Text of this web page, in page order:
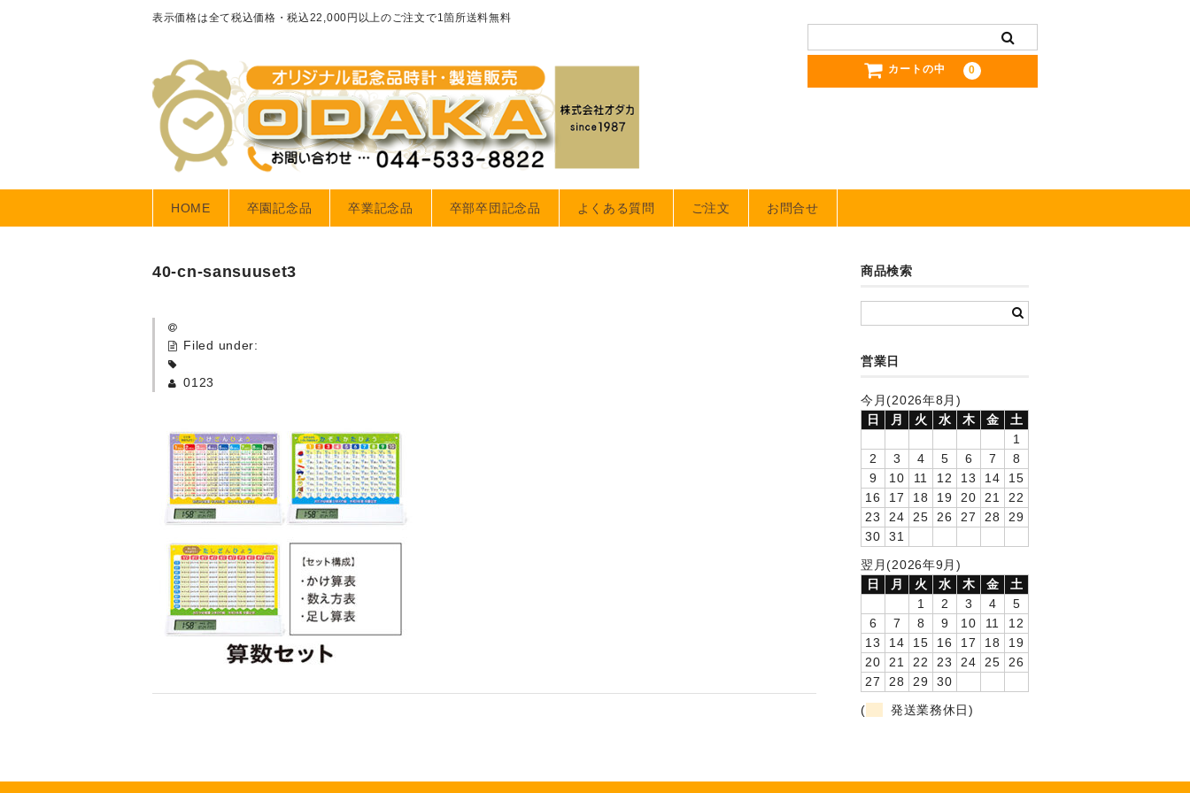
表示価格は全て税込価格・税込22,000円以上のご注文で1箇所送料無料
カートの中 0
HOME 卒園記念品 卒業記念品 卒部卒団記念品 よくある質問 ご注文 お問合せ
40-cn-sansuuset3
Filed under:
0123
商品検索
営業日
今月(2026年8月)
日
月 火 水 木 金
土
1
2
3 4 5 6 7
8
9
10 11 12 13 14
15
16
17 18 19 20 21
22
23
24 25 26 27 28
29
30
31
翌月(2026年9月)
日
月 火 水 木 金
土
1
2 3 4
5
6
7 8 9 10 11
12
13
14 15 16 17 18
19
20
21 22 23 24 25
26
27
28 29
30
(
発送業務休日)